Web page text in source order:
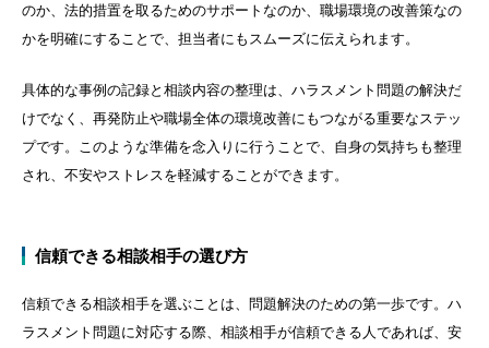
のか、法的措置を取るためのサポートなのか、職場環境の改善策なの
かを明確にすることで、担当者にもスムーズに伝えられます。
具体的な事例の記録と相談内容の整理は、ハラスメント問題の解決だ
けでなく、再発防止や職場全体の環境改善にもつながる重要なステッ
プです。このような準備を念入りに行うことで、自身の気持ちも整理
され、不安やストレスを軽減することができます。
信頼できる相談相手の選び方
信頼できる相談相手を選ぶことは、問題解決のための第一歩です。ハ
ラスメント問題に対応する際、相談相手が信頼できる人であれば、安